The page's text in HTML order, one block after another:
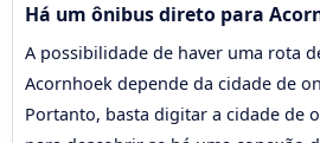
Há um ônibus direto para
A possibilidade de haver uma rota
Acornhoek depende da cidade de
Portanto, basta digitar a cidade de